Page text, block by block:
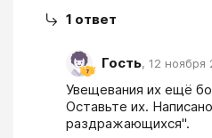
1 ответ
Гость, 12 ноября
Увещевания их ещё
Оставьте их.
раздражающихся".